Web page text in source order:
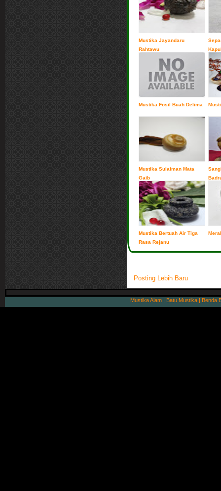
Mustika Jayandaru
Rahtawu
Mustika Fosil Buah Delima
Mustika Sulaiman Mata
Gaib
Mustika Bertuah Air Tiga
Rasa Rejanu
Posting Lebih Baru
Mustika Alam | Batu Mustika | Benda